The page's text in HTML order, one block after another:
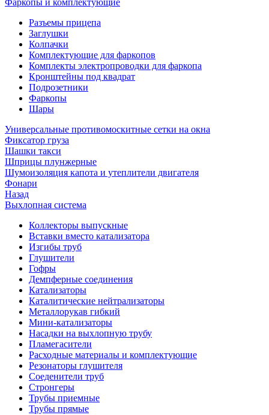
Фаркопы и комплектующие
Разъемы прицепа
Заглушки
Колпачки
Комплектующие для фаркопов
Комплекты электропроводки для фаркопа
Кронштейны под квадрат
Подрозетники
Фаркопы
Шары
Универсальные противомоскитные сетки на окна
Фиксатор груза
Шашки такси
Шприцы плунжерные
Шумоизоляция капота и утеплители двигателя
Фонари
Назад
Выхлопная система
Коллекторы выпускные
Вставки вместо катализатора
Изгибы труб
Глушители
Гофры
Демпферные соединения
Катализаторы
Каталитические нейтрализаторы
Металлорукав гибкий
Мини-катализаторы
Насадки на выхлопную трубу
Пламегасители
Расходные материалы и комплектующие
Резонаторы глушителя
Соеденители труб
Стронгеры
Трубы приемные
Трубы прямые